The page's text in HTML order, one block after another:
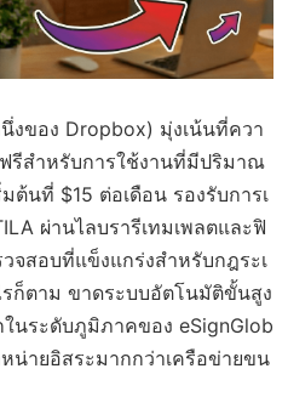
งของ Dropbox) มุ่งเน้นที่ควา
ฟรีสำหรับการใช้งานที่มีปริมาณ
ต้นที่ $15 ต่อเดือน รองรับการเ
ผ่านไลบรารีเทมเพลตและฟิ
จสอบที่แข็งแกร่งสำหรับกฎระเ
รก็ตาม ขาดระบบอัตโนมัติขั้นสูง
นระดับภูมิภาคของ eSignGlob
น่ายอิสระมากกว่าเครือข่ายขน